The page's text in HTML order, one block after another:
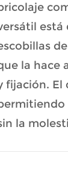
está
la hace
fijación. El
la